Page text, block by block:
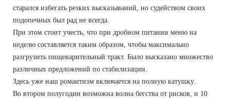
старался избегать резких высказываний, но судейством своих
подопечных был рад не всегда.
При этом стоит учесть, что при дробном питании меню на
неделю составляется таким образом, чтобы максимально
разгрузить пищеварительный тракт. Было высказано множество
различных предложений по стабилизации.
Здесь уже наш романтизм включается на полную катушку.
Во втором полугодии возможна волна бегства от рисков, и 10